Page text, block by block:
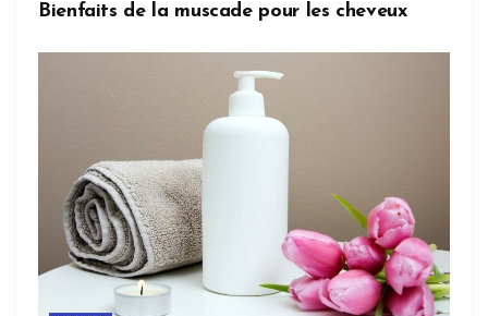
Bienfaits de la muscade pour les cheveux